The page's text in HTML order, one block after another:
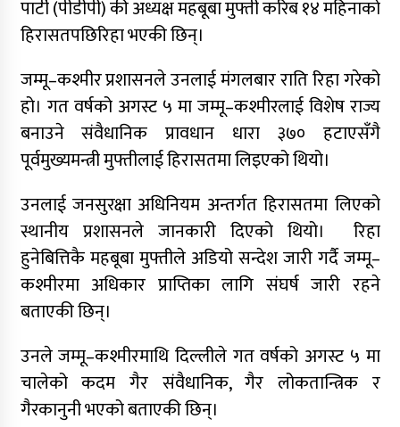
जुम्लामा चरेससहित २१ वर्षीय युवक पक्राउ
कर्णालीमा कांग्रेसका चार मन्त्रीहरूले दिए राजीनामा
नृपध्वज निरौलाको इजलासले उक्त निर्णय खारेजको
आदेश गरेको हो ।
आरोपमा एक पक्राउ
नेपाली कांग्रेस जुम्लाका कोषाध्यक्ष पाण्डेको निधन
डाेल्पाकाे जगदुल्लाबाट जुम्ला आउँदै गरेकाे जिप
दुर्घटना, एकको मृत्यु
दुर्घटना, एकको मृत्यु
पार्टी (पीडीपी) की अध्यक्ष महबूबा मुफ्ती करिब १४ महिनाको
हिरासतपछिरिहा भएकी छिन्।
जम्मू–कश्मीर प्रशासनले उनलाई मंगलबार राति रिहा गरेको
हो। गत वर्षको अगस्ट ५ मा जम्मू–कश्मीरलाई विशेष राज्य
बनाउने संवैधानिक प्रावधान धारा ३७० हटाएसँगै
पूर्वमुख्यमन्त्री मुफ्तीलाई हिरासतमा लिइएको थियो।
उनलाई जनसुरक्षा अधिनियम अन्तर्गत हिरासतमा लिएको
स्थानीय प्रशासनले जानकारी दिएको थियो। रिहा
हुनेबित्तिकै महबूबा मुफ्तीले अडियो सन्देश जारी गर्दै जम्मू–
कश्मीरमा अधिकार प्राप्तिका लागि संघर्ष जारी रहने
बताएकी छिन्।
उनले जम्मू–कश्मीरमाथि दिल्लीले गत वर्षको अगस्ट ५ मा
चालेको कदम गैर संवैधानिक, गैर लोकतान्त्रिक र
गैरकानुनी भएको बताएकी छिन्।